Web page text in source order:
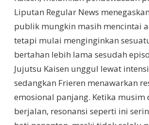
Liputan Regular News
publik mungkin masih mencintai
tetapi mulai menginginkan
bertahan lebih lama sesudah
Jujutsu Kaisen unggul lewat
sedangkan Frieren menawarkan
emosional panjang. Ketika musim
berjalan, resonansi seperti ini